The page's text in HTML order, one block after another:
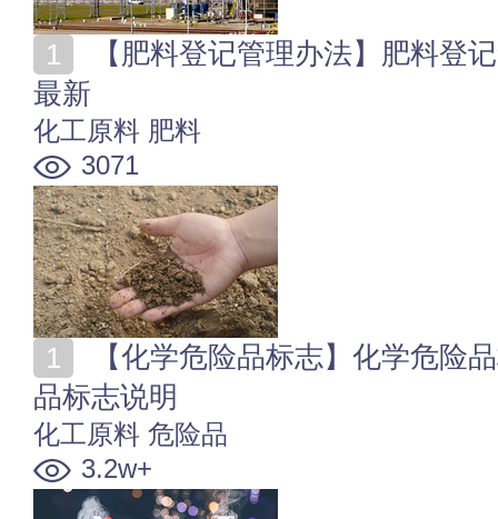
最新
化工原料 肥料
3071
品标志说明
化工原料 危险品
3.2w+